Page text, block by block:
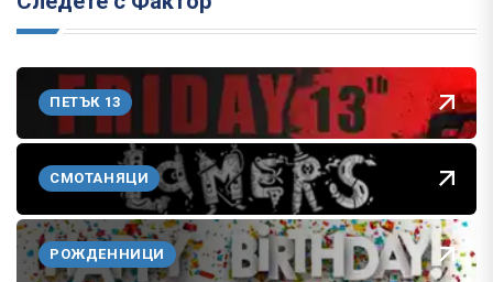
ПЕТЪК 13
СМОТАНЯЦИ
РОЖДЕННИЦИ